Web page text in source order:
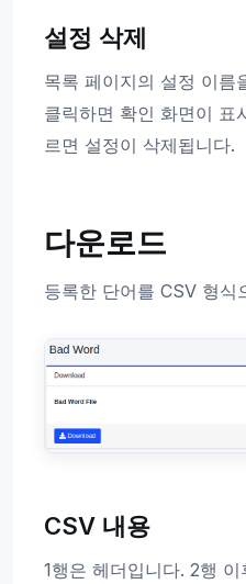
설정 삭제
목록 페이지의 설정 이름
클릭하면 확인 화면이 표
르면 설정이 삭제됩니다.
다운로드
등록한 단어를 CSV 형식
CSV 내용
1행은 헤더입니다. 2행